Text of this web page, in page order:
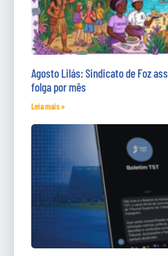
Agosto Lilás: Sindicato de Foz
folga por mês
Leia mais »